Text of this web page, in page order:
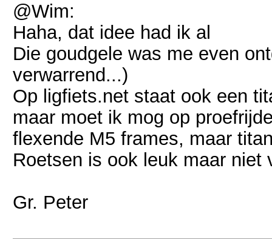
@Wim:
Haha, dat idee had ik al
Die goudgele was me even
verwarrend...)
Op ligfiets.net staat ook een
maar moet ik mog op
flexende M5 frames, maar
Roetsen is ook leuk maar niet
Gr. Peter